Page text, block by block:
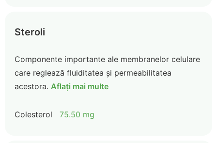
Steroli
Componente importante ale membranelor celulare
care reglează fluiditatea și permeabilitatea
acestora. Aflați mai multe
Colesterol 75.50 mg